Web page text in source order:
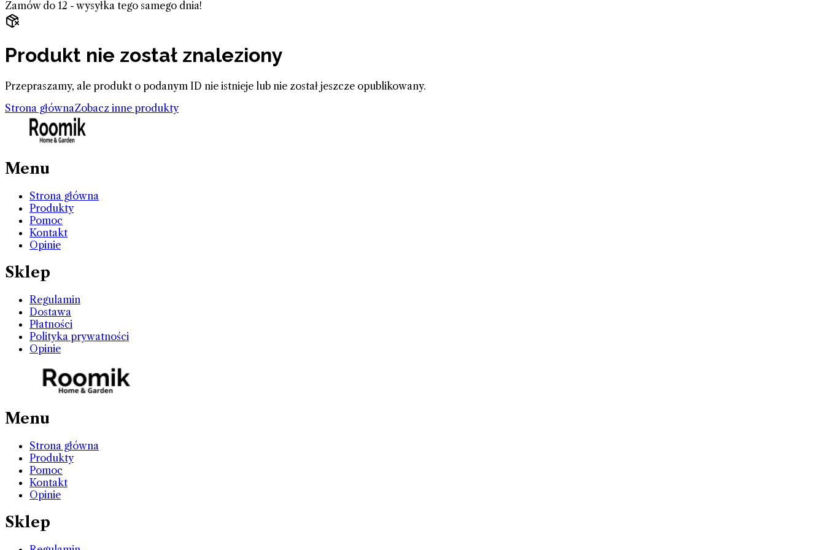
Zamów do 12 - wysyłka tego samego dnia!
Produkt nie został znaleziony
Przepraszamy, ale produkt o podanym ID nie istnieje lub nie został jeszcze opublikowany.
Strona głównaZobacz inne produkty
Menu
Strona główna
Produkty
Pomoc
Kontakt
Opinie
Sklep
Regulamin
Dostawa
Płatności
Polityka prywatności
Opinie
Menu
Strona główna
Produkty
Pomoc
Kontakt
Opinie
Sklep